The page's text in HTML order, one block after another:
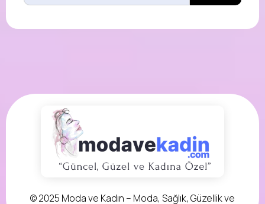
© 2025 Moda ve Kadın – Moda, Sağlık, Güzellik ve